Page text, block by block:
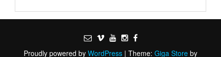
Proudly powered by WordPress | Theme: Giga Store by